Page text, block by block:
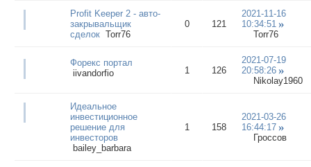
Profit Keeper 2 - авто-
закрывальщик
сделок Torr76
0 121
2021-11-16
10:34:51
Torr76
Форекс портал
iivandorfio
1 126
2021-07-19
20:58:26
Nikolay1960
Идеальное
инвестиционное
решение для
инвесторов
bailey_barbara
1 158
2021-03-26
16:44:17
Гроссов